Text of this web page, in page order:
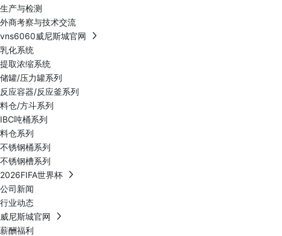
生产与检测
外商考察与技术交流
vns6060威尼斯城官网
乳化系统
提取浓缩系统
储罐/压力罐系列
反应容器/反应釜系列
料仓/方斗系列
IBC吨桶系列
料仓系列
不锈钢桶系列
不锈钢槽系列
2026FIFA世界杯
公司新闻
行业动态
威尼斯城官网
薪酬福利